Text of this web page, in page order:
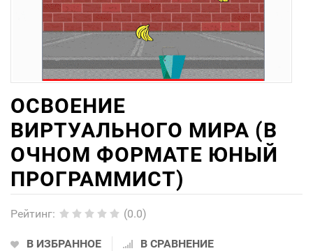
ОСВОЕНИЕ
ВИРТУАЛЬНОГО МИРА (В
ОЧНОМ ФОРМАТЕ ЮНЫЙ
ПРОГРАММИСТ)
Рейтинг: (0.0)
В ИЗБРАННОЕ В СРАВНЕНИЕ